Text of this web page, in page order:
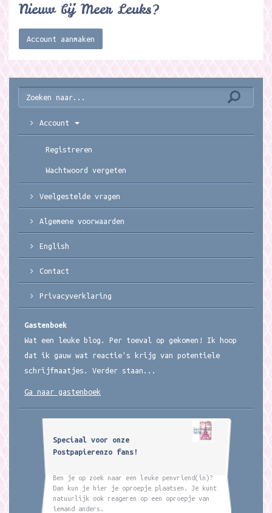
Nieuw bij Meer Leuks?
Account aanmaken
Account
Registreren
Wachtwoord vergeten
Veelgestelde vragen
Algemene voorwaarden
English
Contact
Privacyverklaring
Gastenboek
Wat een leuke blog. Per toeval op gekomen! Ik hoop
dat ik gauw wat reactie's krijg van potentiele
schrijfmaatjes. Verder staan...
Ga naar gastenboek
Speciaal voor onze
Postpapierenzo fans!
Ben je op zoek naar een leuke penvriend(in)?
Dan kun je hier je oproepje plaatsen. Je kunt
natuurlijk ook reageren op een oproepje van
iemand anders.